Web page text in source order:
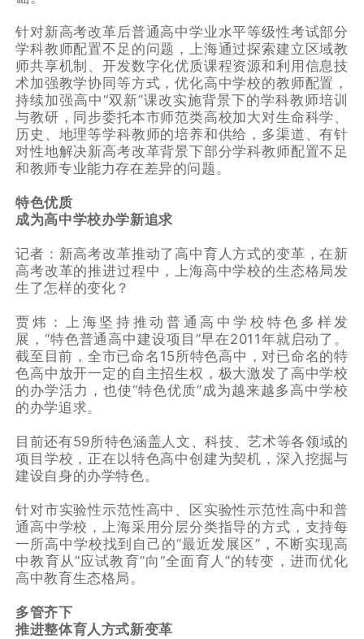
针对新高考改革后普通高中学业水平等级性考试部分
学科教师配置不足的问题，上海通过探索建立区域教
师共享机制、开发数字化优质课程资源和利用信息技
术加强教学协同等方式，优化高中学校的教师配置，
持续加强高中“双新”课改实施背景下的学科教师培训
与教研，同步委托本市师范类高校加大对生命科学、
历史、地理等学科教师的培养和供给，多渠道、有针
对性地解决新高考改革背景下部分学科教师配置不足
和教师专业能力存在差异的问题。
特色优质
成为高中学校办学新追求
记者：新高考改革推动了高中育人方式的变革，在新
高考改革的推进过程中，上海高中学校的生态格局发
生了怎样的变化？
贾炜：上海坚持推动普通高中学校特色多样发
展，“特色普通高中建设项目”早在2011年就启动了。
截至目前，全市已命名15所特色高中，对已命名的特
色高中放开一定的自主招生权，极大激发了高中学校
的办学活力，也使“特色优质”成为越来越多高中学校
的办学追求。
目前还有59所特色涵盖人文、科技、艺术等各领域的
项目学校，正在以特色高中创建为契机，深入挖掘与
建设自身的办学特色。
针对市实验性示范性高中、区实验性示范性高中和普
通高中学校，上海采用分层分类指导的方式，支持每
一所高中学校找到自己的“最近发展区”，不断实现高
中教育从“应试教育”向“全面育人”的转变，进而优化
高中教育生态格局。
多管齐下
推进整体育人方式新变革